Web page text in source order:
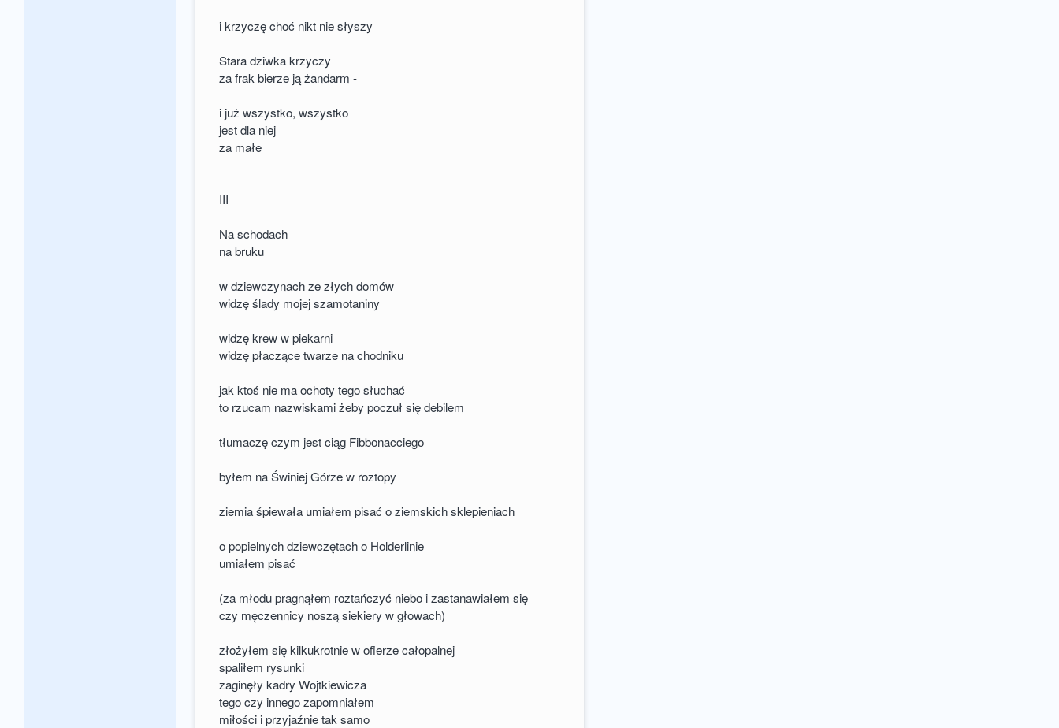
i krzyczę choć nikt nie słyszy
Stara dziwka krzyczy
za frak bierze ją żandarm -
i już wszystko, wszystko
jest dla niej
za małe
III
Na schodach
na bruku
w dziewczynach ze złych domów
widzę ślady mojej szamotaniny
widzę krew w piekarni
widzę płaczące twarze na chodniku
jak ktoś nie ma ochoty tego słuchać
to rzucam nazwiskami żeby poczuł się debilem
tłumaczę czym jest ciąg Fibbonacciego
byłem na Świniej Górze w roztopy
ziemia śpiewała umiałem pisać o ziemskich sklepieniach
o popielnych dziewczętach o Holderlinie
umiałem pisać
(za młodu pragnąłem roztańczyć niebo i zastanawiałem się
czy męczennicy noszą siekiery w głowach)
złożyłem się kilkukrotnie w ofierze całopalnej
spaliłem rysunki
zaginęły kadry Wojtkiewicza
tego czy innego zapomniałem
miłości i przyjaźnie tak samo